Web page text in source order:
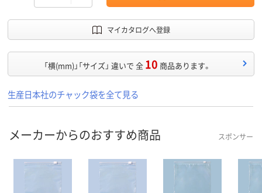
マイカタログへ登録
「横(mm)」「サイズ」 違いで 全 10 商品あります。
生産日本社のチャック袋を全て見る
メーカーからのおすすめ商品 スポンサー